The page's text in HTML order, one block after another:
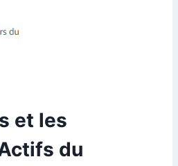
et les
du